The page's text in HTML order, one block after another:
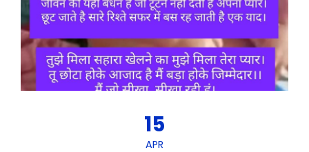
15
APR